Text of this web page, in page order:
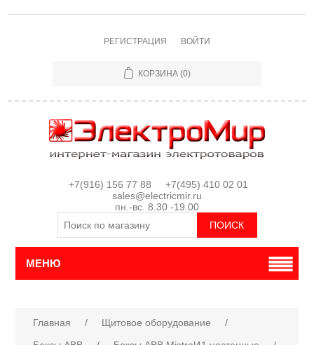
РЕГИСТРАЦИЯ ВОЙТИ
КОРЗИНА (0)
+7(916) 156 77 88 +7(495) 410 02 01
sales@electricmir.ru
пн.-вс. 8.30 -19.00
МЕНЮ
Главная / Щитовое оборудование
/